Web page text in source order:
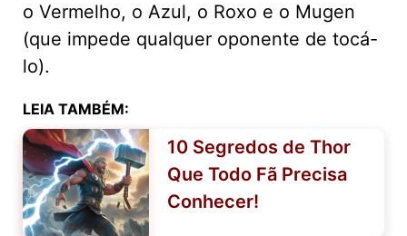
o Vermelho, o Azul, o Roxo e o Mugen
(que impede qualquer oponente de tocá-
lo).
LEIA TAMBÉM:
10 Segredos de Thor
Que Todo Fã Precisa
Conhecer!